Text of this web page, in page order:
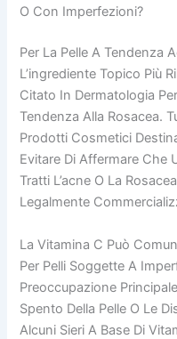
O Con Imperfezioni?
Per La Pelle A Tendenza
L’ingrediente Topico Più
Citato In Dermatologia
Tendenza Alla Rosacea.
Prodotti Cosmetici
Evitare Di Affermare Che
Tratti L’acne O La
Legalmente
La Vitamina C Può
Per Pelli Soggette A
Preoccupazione
Spento Della Pelle O Le
Alcuni Sieri A Base Di